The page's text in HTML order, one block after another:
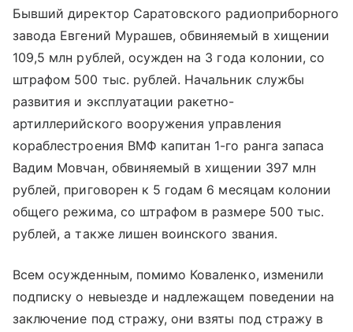
Бывший директор Саратовского радиоприборного
завода Евгений Мурашев, обвиняемый в хищении
109,5 млн рублей, осужден на 3 года колонии, со
штрафом 500 тыс. рублей. Начальник службы
развития и эксплуатации ракетно-
артиллерийского вооружения управления
кораблестроения ВМФ капитан 1-го ранга запаса
Вадим Мовчан, обвиняемый в хищении 397 млн
рублей, приговорен к 5 годам 6 месяцам колонии
общего режима, со штрафом в размере 500 тыс.
рублей, а также лишен воинского звания.
Всем осужденным, помимо Коваленко, изменили
подписку о невыезде и надлежащем поведении на
заключение под стражу, они взяты под стражу в